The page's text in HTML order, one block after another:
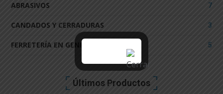
ABRASIVOS 7
CANDADOS Y CERRADURAS 3
FERRETERÍA EN GENERAL 5
Últimos Productos